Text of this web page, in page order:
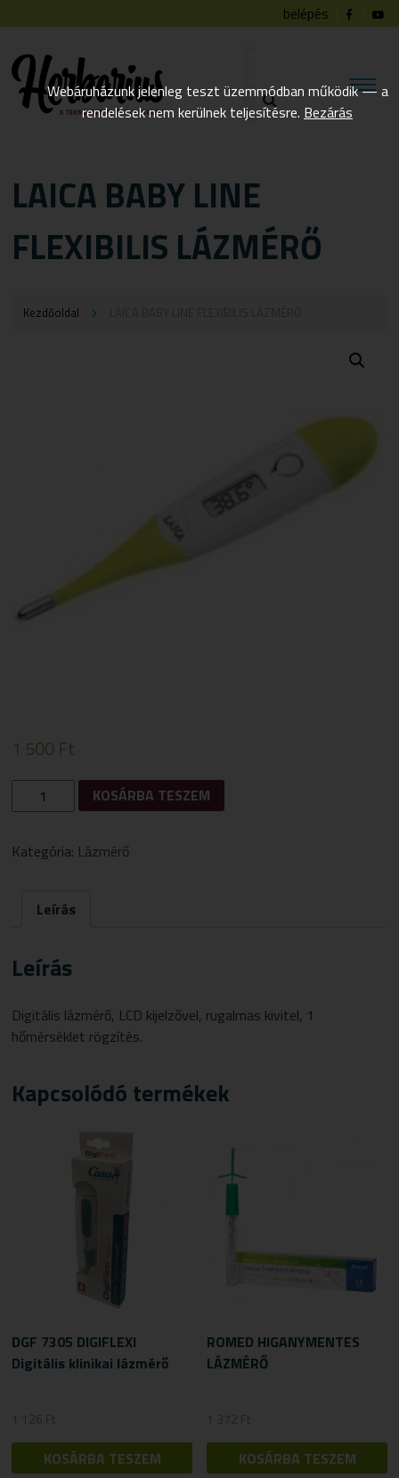
belépés
LAICA BABY LINE
FLEXIBILIS LÁZMÉRŐ
Kezdőoldal
1 500 Ft
LÁZMÉRŐ
KOSÁRBA TESZEM
Kategória: Lázmérő
Leírás
Leírás
Digitális lázmérő, LCD kijelzővel, rugalmas kivitel, 1
hőmérséklet rögzítés.
Kapcsolódó termékek
DGF 7305 DIGIFLEXI
Digitális klinikai lázmérő
1 126 Ft
KOSÁRBA TESZEM
ROMED HIGANYMENTES
LÁZMÉRŐ
1 372 Ft
KOSÁRBA TESZEM
Webáruházunk jelenleg teszt üzemmódban működik — a
rendelések nem kerülnek teljesítésre. Bezárás